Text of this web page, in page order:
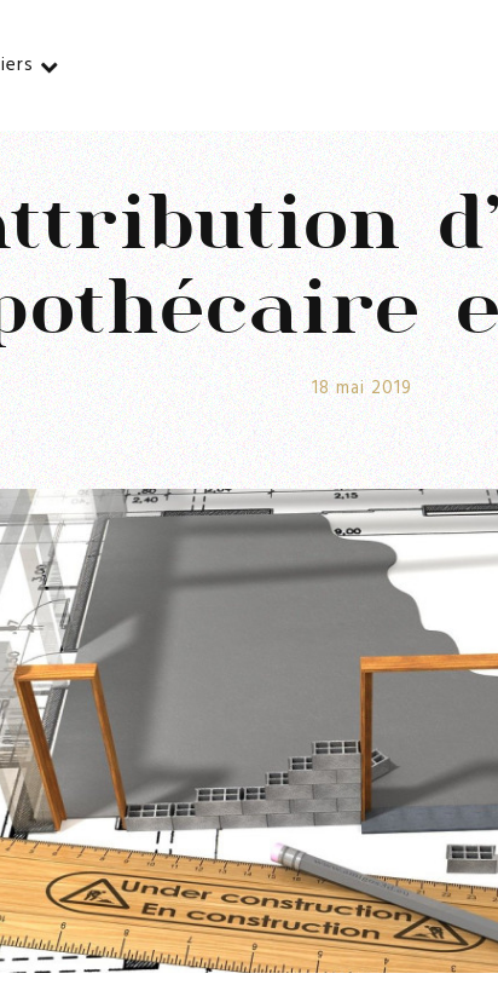
18 mai 2019